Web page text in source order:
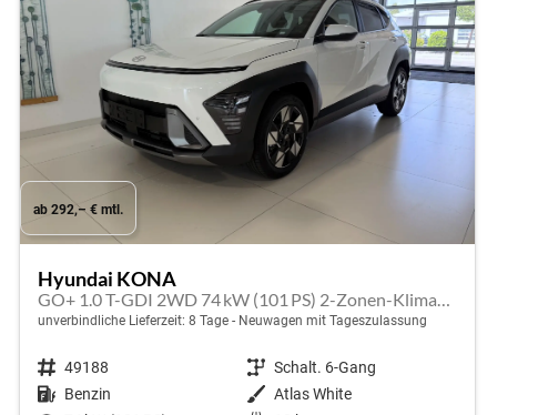
ab 292,– € mtl.
Hyundai KONA
unverbindliche Lieferzeit: 8 Tage Neuwagen mit Tageszulassung
Fahrzeugnr. 49188 Getriebe Schalt. 6-Gang
Kraftstoff Benzin Außenfarbe Atlas White